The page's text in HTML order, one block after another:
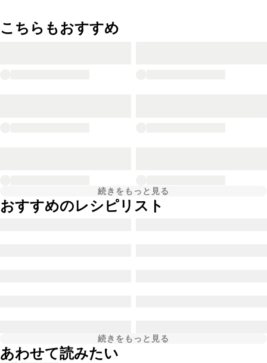
こちらもおすすめ
続きをもっと見る
おすすめのレシピリスト
続きをもっと見る
あわせて読みたい